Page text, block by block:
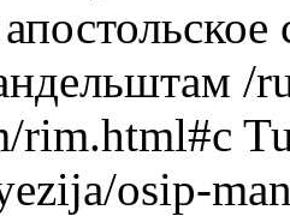
/
rim.html#c
osip-